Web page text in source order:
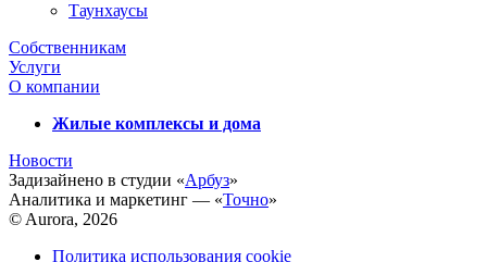
Таунхаусы
Собственникам
Услуги
О компании
Жилые комплексы и дома
Новости
Задизайнено в студии «Арбуз»
Аналитика и маркетинг — «Точно»
© Aurora, 2026
Политика использования cookie